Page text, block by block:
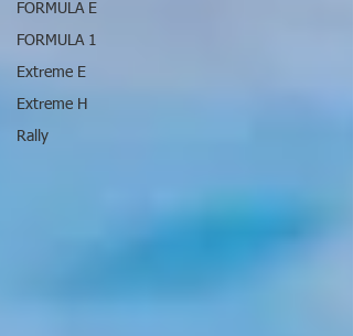
FORMULA E
FORMULA 1
Extreme E
Extreme H
Rally